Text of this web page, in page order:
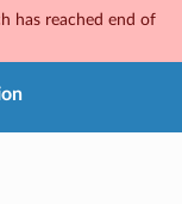
has reached end of